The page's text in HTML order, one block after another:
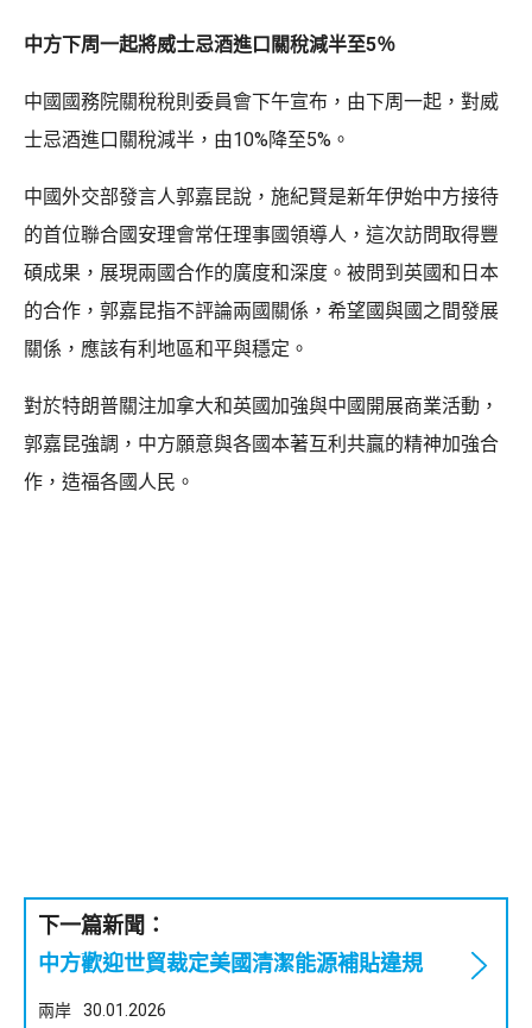
中方下周一起將威士忌酒進口關稅減半至5％
中國國務院關稅稅則委員會下午宣布，由下周一起，對威
士忌酒進口關稅減半，由10%降至5%。
中國外交部發言人郭嘉昆說，施紀賢是新年伊始中方接待
的首位聯合國安理會常任理事國領導人，這次訪問取得豐
碩成果，展現兩國合作的廣度和深度。被問到英國和日本
的合作，郭嘉昆指不評論兩國關係，希望國與國之間發展
關係，應該有利地區和平與穩定。
對於特朗普關注加拿大和英國加強與中國開展商業活動，
郭嘉昆強調，中方願意與各國本著互利共贏的精神加強合
作，造福各國人民。
下一篇新聞：
中方歡迎世貿裁定美國清潔能源補貼違規
兩岸 30.01.2026